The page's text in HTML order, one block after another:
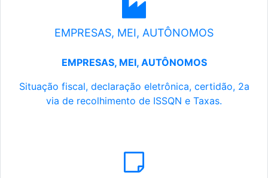
EMPRESAS, MEI, AUTÔNOMOS
EMPRESAS, MEI, AUTÔNOMOS
Situação fiscal, declaração eletrônica, certidão, 2a
via de recolhimento de ISSQN e Taxas.